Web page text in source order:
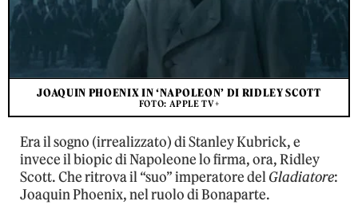
JOAQUIN PHOENIX IN ‘NAPOLEON’ DI RIDLEY SCOTT
FOTO: APPLE TV+
Era il sogno (irrealizzato) di Stanley Kubrick, e
invece il biopic di Napoleone lo firma, ora, Ridley
Scott. Che ritrova il “suo” imperatore delGladiatore:
Joaquin Phoenix, nel ruolo di Bonaparte.